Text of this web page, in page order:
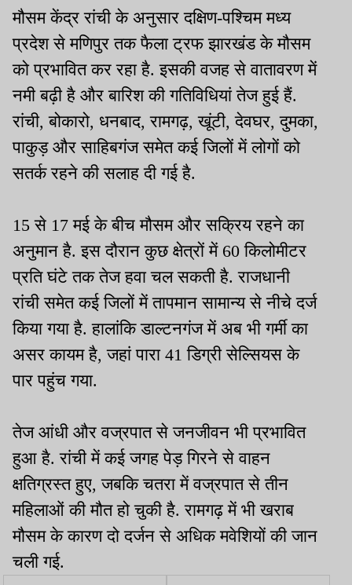
मौसम केंद्र रांची के अनुसार दक्षिण-पश्चिम मध्य
प्रदेश से मणिपुर तक फैला ट्रफ झारखंड के मौसम
को प्रभावित कर रहा है. इसकी वजह से वातावरण में
नमी बढ़ी है और बारिश की गतिविधियां तेज हुई हैं.
रांची, बोकारो, धनबाद, रामगढ़, खूंटी, देवघर, दुमका,
पाकुड़ और साहिबगंज समेत कई जिलों में लोगों को
सतर्क रहने की सलाह दी गई है.
15 से 17 मई के बीच मौसम और सक्रिय रहने का
अनुमान है. इस दौरान कुछ क्षेत्रों में 60 किलोमीटर
प्रति घंटे तक तेज हवा चल सकती है. राजधानी
रांची समेत कई जिलों में तापमान सामान्य से नीचे दर्ज
किया गया है. हालांकि डाल्टनगंज में अब भी गर्मी का
असर कायम है, जहां पारा 41 डिग्री सेल्सियस के
पार पहुंच गया.
तेज आंधी और वज्रपात से जनजीवन भी प्रभावित
हुआ है. रांची में कई जगह पेड़ गिरने से वाहन
क्षतिग्रस्त हुए, जबकि चतरा में वज्रपात से तीन
महिलाओं की मौत हो चुकी है. रामगढ़ में भी खराब
मौसम के कारण दो दर्जन से अधिक मवेशियों की जान
चली गई.